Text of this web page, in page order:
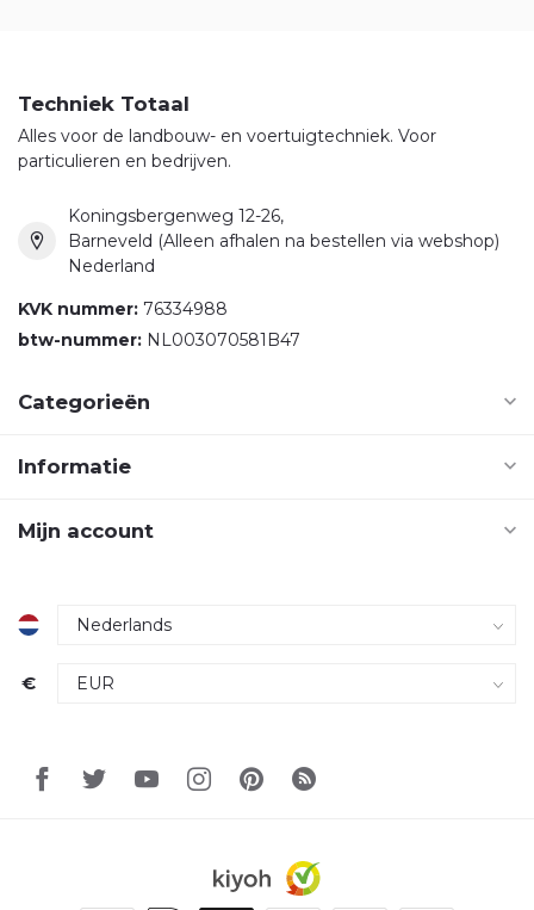
Techniek Totaal
Alles voor de landbouw- en voertuigtechniek. Voor
particulieren en bedrijven.
Koningsbergenweg 12-26,
Barneveld (Alleen afhalen na bestellen via webshop)
Nederland
KVK nummer: 76334988
btw-nummer: NL003070581B47
Categorieën
Informatie
Mijn account
€